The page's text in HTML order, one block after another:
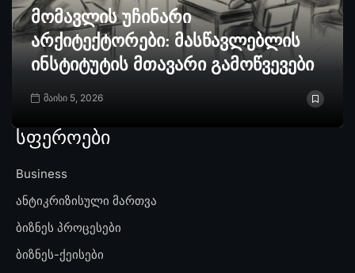
მომავლის უჩინარი
არქიტექტორები: მასწავლებლის
ინსტიტუტის მთავარი გამოწვევები
მაისი 5, 2026
სფეროები
Business
ანტიკრიზისული მართვა
ბიზნეს პროცესები
ბიზნეს-ქეისები